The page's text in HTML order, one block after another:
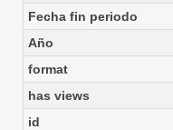
Fecha fin periodo
Año
format
has views
id